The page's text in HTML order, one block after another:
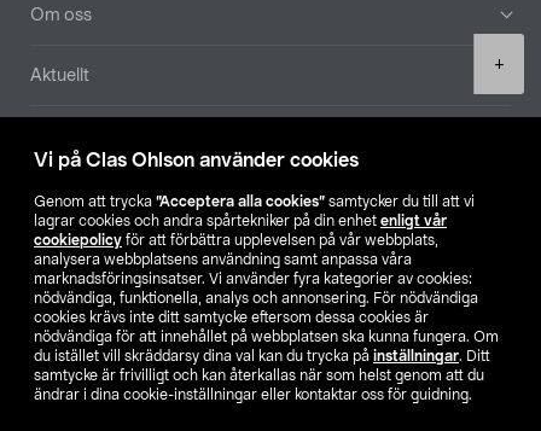
Vi på Clas Ohlson använder cookies
Genom att trycka ”Acceptera alla cookies” samtycker du till att vi
lagrar cookies och andra spårtekniker på din enhet enligt vår
cookiepolicy för att förbättra upplevelsen på vår webbplats,
analysera webbplatsens användning samt anpassa våra
marknadsföringsinsatser. Vi använder fyra kategorier av cookies:
nödvändiga, funktionella, analys och annonsering. För nödvändiga
cookies krävs inte ditt samtycke eftersom dessa cookies är
nödvändiga för att innehållet på webbplatsen ska kunna fungera. Om
du istället vill skräddarsy dina val kan du trycka på inställningar. Ditt
samtycke är frivilligt och kan återkallas när som helst genom att du
ändrar i dina cookie-inställningar eller kontaktar oss för guidning.
+
Om oss
Aktuellt
Hitta butik
SE NO FI